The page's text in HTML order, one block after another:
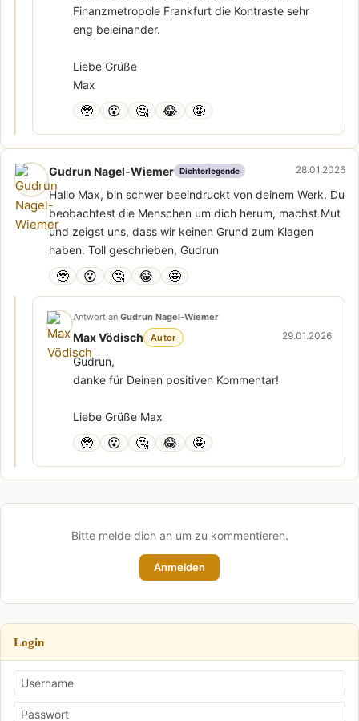
Finanzmetropole Frankfurt die Kontraste sehr
eng beieinander.
Liebe Grüße
Max
🥹 😮 🤔 😂 🤩
Gudrun Nagel-Wiemer Dichterlegende 28.01.2026
Hallo Max, bin schwer beeindruckt von deinem Werk. Du
beobachtest die Menschen um dich herum, machst Mut
und zeigst uns, dass wir keinen Grund zum Klagen
haben. Toll geschrieben, Gudrun
🥹 😮 🤔 😂 🤩
Antwort an Gudrun Nagel-Wiemer
Max Vödisch Autor 29.01.2026
Gudrun,
danke für Deinen positiven Kommentar!
Liebe Grüße Max
🥹 😮 🤔 😂 🤩
Bitte melde dich an um zu kommentieren.
Anmelden
Login